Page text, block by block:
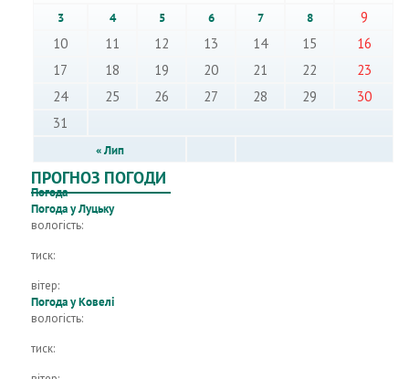
« Лип
3
4 5 6 7 8
9
10
11 12 13 14 15
16
17
18 19 20 21 22
23
24
25 26 27 28 29
30
31
ПРОГНОЗ ПОГОДИ
Погода
Погода у Луцьку
вологість:
тиск:
вітер:
Погода у Ковелі
вологість:
тиск: